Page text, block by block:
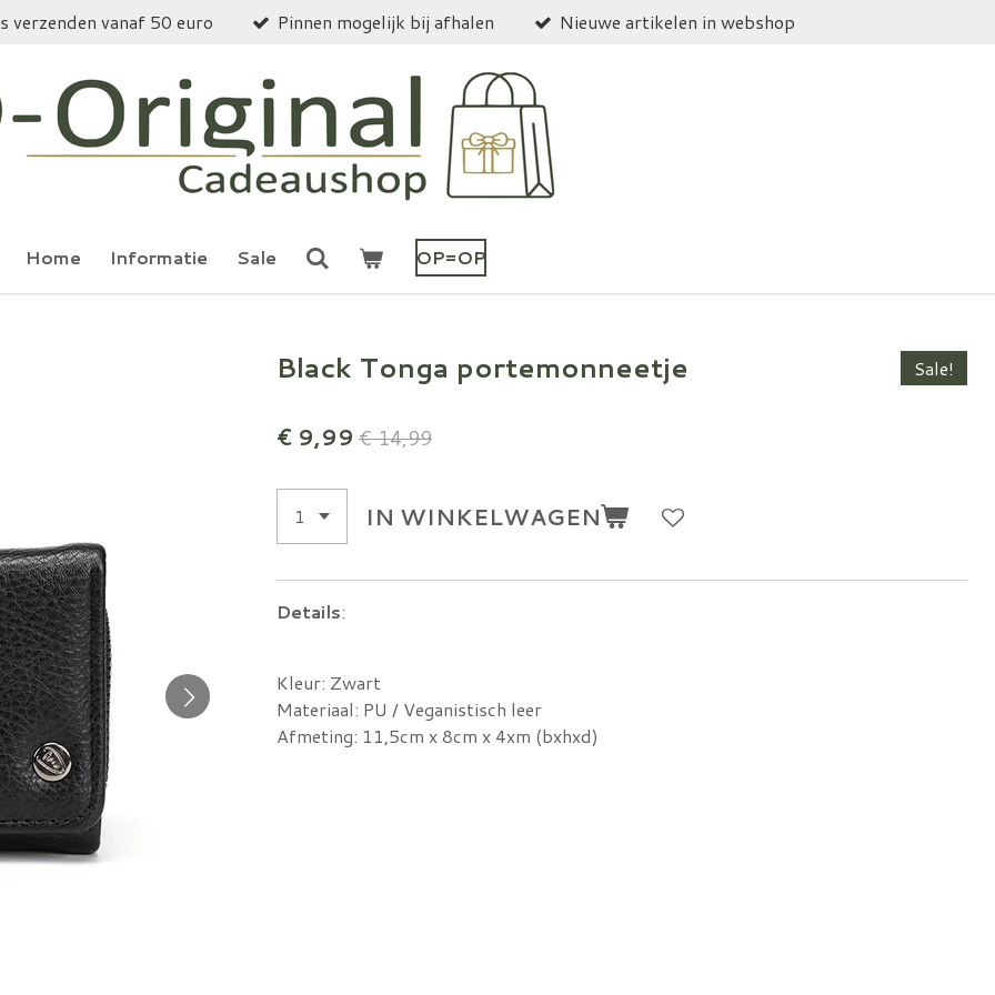
verzenden vanaf 50 euro Pinnen mogelijk bij afhalen Nieuwe artikelen in webshop
Home Informatie Sale OP=OP
Black Tonga portemonneetje Sale!
€ 9,99 € 14,99
IN WINKELWAGEN
Details:
Kleur: Zwart
Materiaal: PU / Veganistisch leer
Afmeting: 11,5cm x 8cm x 4xm (bxhxd)